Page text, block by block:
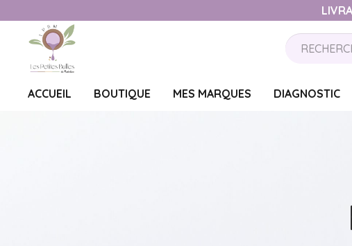
ACCUEIL BOUTIQUE MES MARQUES DIAGNOSTIC